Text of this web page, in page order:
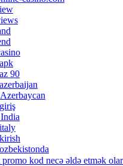
90
kod necə əldə etmək